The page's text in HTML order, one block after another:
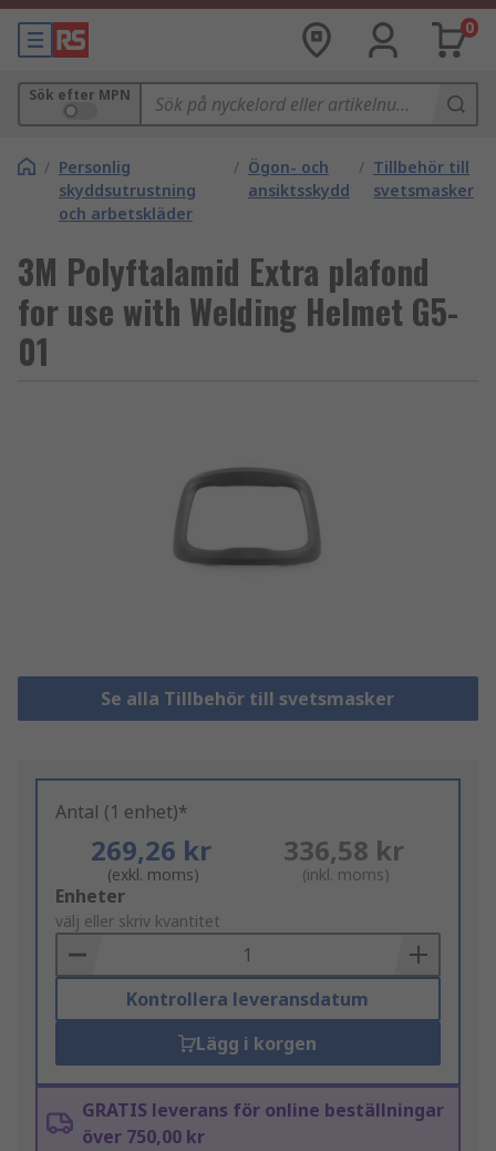
0
Sök efter MPN
/ Personlig
skyddsutrustning
och arbetskläder
/ Ögon- och
ansiktsskydd
/ Tillbehör till
svetsmasker
3M Polyftalamid Extra plafond
for use with Welding Helmet G5-
01
Se alla Tillbehör till svetsmasker
Antal (1 enhet)*
269,26 kr
(exkl. moms)
336,58 kr
(inkl. moms)
Add
to
Basket
Enheter
välj eller skriv kvantitet
Kontrollera leveransdatum
Lägg i korgen
GRATIS leverans för online beställningar
över 750,00 kr